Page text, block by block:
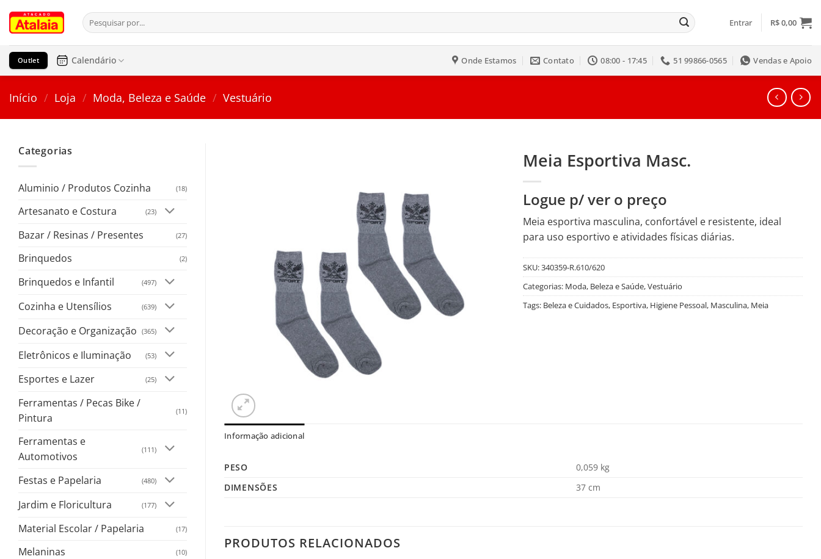
para
conteúdo
Pesquisar
por:
Entrar R$0,00
Outlet Calendário Onde Estamos Contato 08:00 - 17:45 51 99866-0565 Vendas e Apoio
Início / Loja / Moda, Beleza e Saúde / Vestuário
Categorias
Aluminio / Produtos Cozinha (18)
Artesanato e Costura (23)
Bazar / Resinas / Presentes (27)
Brinquedos (2)
Brinquedos e Infantil (497)
Cozinha e Utensílios (639)
Decoração e Organização (365)
Eletrônicos e Iluminação (53)
Esportes e Lazer (25)
Ferramentas / Pecas Bike /
Pintura
(11)
Ferramentas e
Automotivos
(111)
Festas e Papelaria (480)
Jardim e Floricultura (177)
Material Escolar / Papelaria (17)
Melaninas (10)
Meia Esportiva Masc.
Logue p/ ver o preço
Meia esportiva masculina, confortável e resistente, ideal
para uso esportivo e atividades físicas diárias.
SKU:340359-R.610/620
Categorias: Moda, Beleza e Saúde,Vestuário
Tags: Beleza e Cuidados, Esportiva, Higiene Pessoal, Masculina, Meia
Informação adicional
PESO
0,059 kg
DIMENSÕES
37 cm
PRODUTOS RELACIONADOS